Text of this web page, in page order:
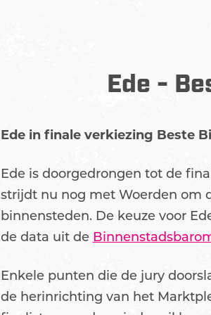
Ede -
Ede in finale verkiezing Beste
Ede is doorgedrongen tot de
strijdt nu nog met Woerden om
binnensteden. De keuze voor
de data uit de
Enkele punten die de jury
de herinrichting van het